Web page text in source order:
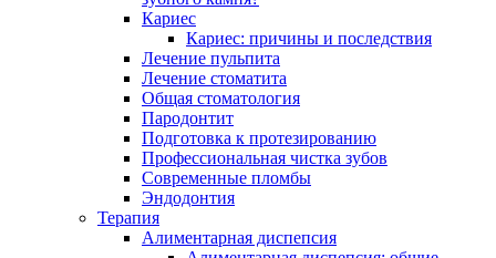
Кариес
Кариес: причины и последствия
Лечение пульпита
Лечение стоматита
Общая стоматология
Пародонтит
Подготовка к протезированию
Профессиональная чистка зубов
Современные пломбы
Эндодонтия
Терапия
Алиментарная диспепсия